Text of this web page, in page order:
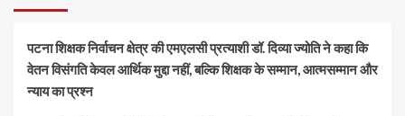
पटना शिक्षक निर्वाचन क्षेत्र की एमएलसी प्रत्याशी डॉ. दिव्या ज्योति ने कहा कि
वेतन विसंगति केवल आर्थिक मुद्दा नहीं, बल्कि शिक्षक के सम्मान, आत्मसम्मान और
न्याय का प्रश्न